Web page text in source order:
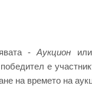
-Аукцион
е
на времето на